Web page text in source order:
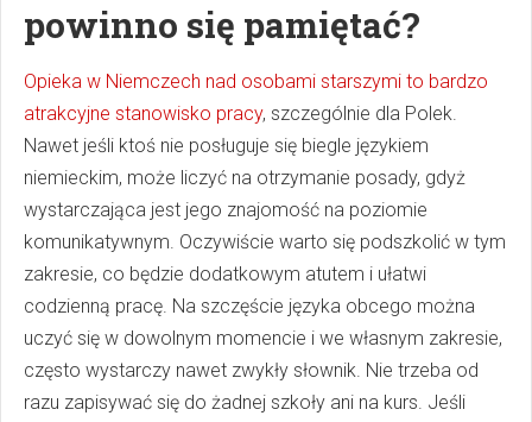
powinno się pamiętać?
Opieka w Niemczech nad osobami starszymi to bardzo
atrakcyjne stanowisko pracy, szczególnie dla Polek.
Nawet jeśli ktoś nie posługuje się biegle językiem
niemieckim, może liczyć na otrzymanie posady, gdyż
wystarczająca jest jego znajomość na poziomie
komunikatywnym. Oczywiście warto się podszkolić w tym
zakresie, co będzie dodatkowym atutem i ułatwi
codzienną pracę. Na szczęście języka obcego można
uczyć się w dowolnym momencie i we własnym zakresie,
często wystarczy nawet zwykły słownik. Nie trzeba od
razu zapisywać się do żadnej szkoły ani na kurs. Jeśli